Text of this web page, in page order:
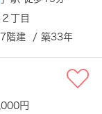
丁目
階建 / 築33年
円